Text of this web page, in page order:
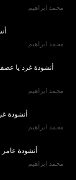
محمد ابراهيم
محمد ابراهيم
أنشودة غرد يا
محمد ابراهيم
أنشودة
محمد ابراهيم
أنشودة
محمد ابراهيم